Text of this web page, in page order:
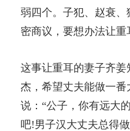
弱四个。子犯、赵衰
密商议，要想办法让重
这事让重耳的妻子齐
杰，希望丈夫能做一
说：“公子，你有远大
吧!男子汉大丈夫总得